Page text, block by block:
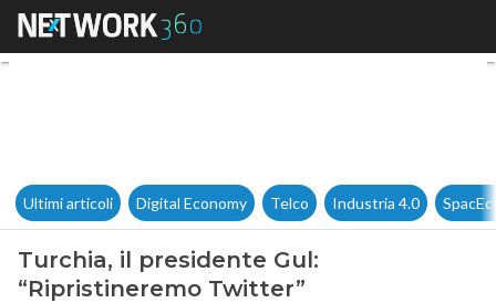
Turchia, il presidente Gul:
Ultimi articoli Digital Economy Telco Industria 4.0
Turchia, il presidente Gul:
“Ripristineremo Twitter”